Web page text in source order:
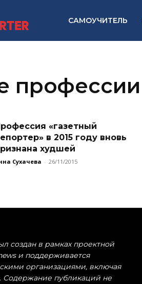
САМОУЧИТЕЛЬ
профессии
«газетный
в 2015 году вновь
худшей
Сухачева - 26/11/2015
создан в рамках проектной
и поддерживается
организациями, включая
Содержание публикаций не